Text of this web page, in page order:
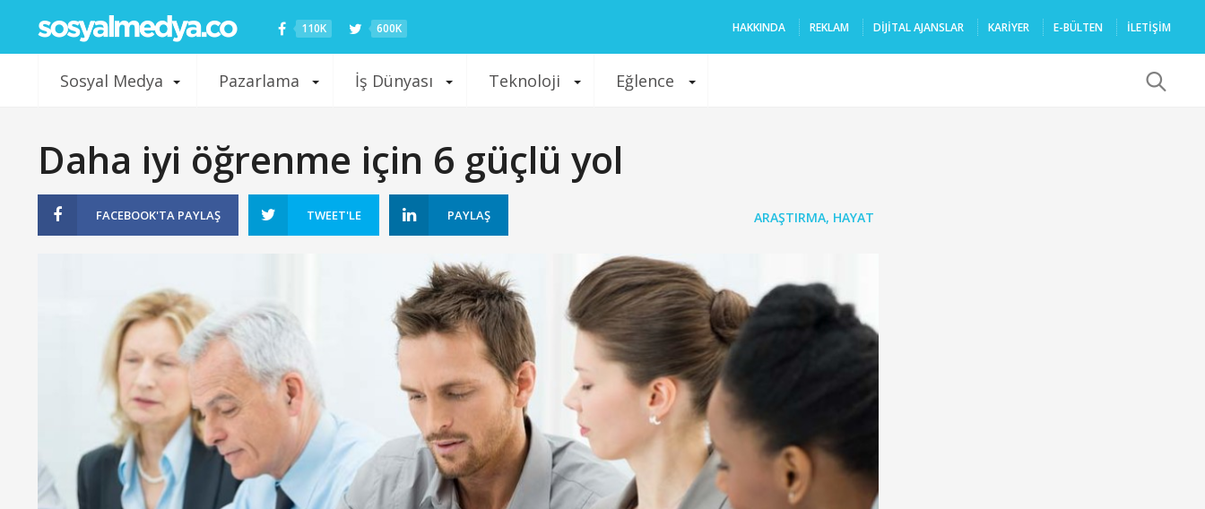
110K 600K HAKKINDA REKLAM DIJITAL AJANSLAR KARIYER E-BÜLTEN İLETİŞİM
Sosyal Medya Pazarlama İş Dünyası Teknoloji Eğlence
Daha iyi öğrenme için 6 güçlü yol
FACEBOOK'TA PAYLAŞ TWEET'LE PAYLAŞ ARAŞTIRMA, HAYAT